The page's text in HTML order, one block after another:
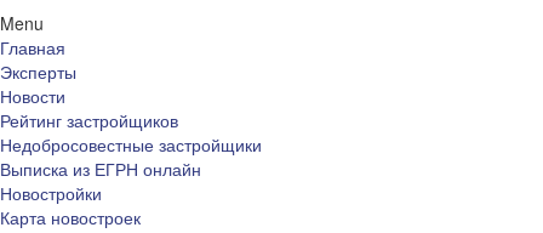
Menu
Главная
Эксперты
Новости
Рейтинг застройщиков
Недобросовестные застройщики
Выписка из ЕГРН онлайн
Новостройки
Карта новостроек